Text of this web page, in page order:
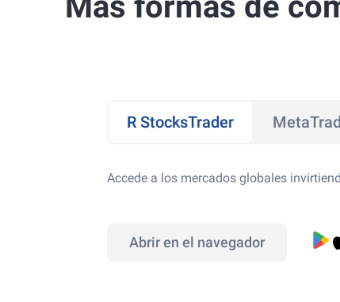
R StocksTrader
Accede a los mercados globales
Abrir en el navegador